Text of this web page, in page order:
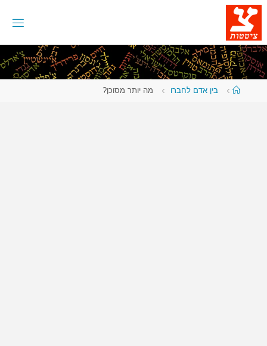
דלגו
לתוכן
עמודבין אדם לחברו מה יותר מסוכן?